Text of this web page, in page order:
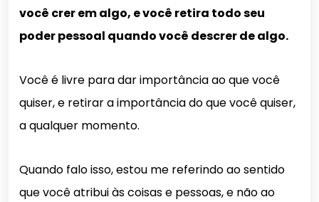
você crer em algo, e você retira todo seu
poder pessoal quando você descrer de algo.
Você é livre para dar importância ao que você
quiser, e retirar a importância do que você quiser,
a qualquer momento.
Quando falo isso, estou me referindo ao sentido
que você atribui às coisas e pessoas, e não ao